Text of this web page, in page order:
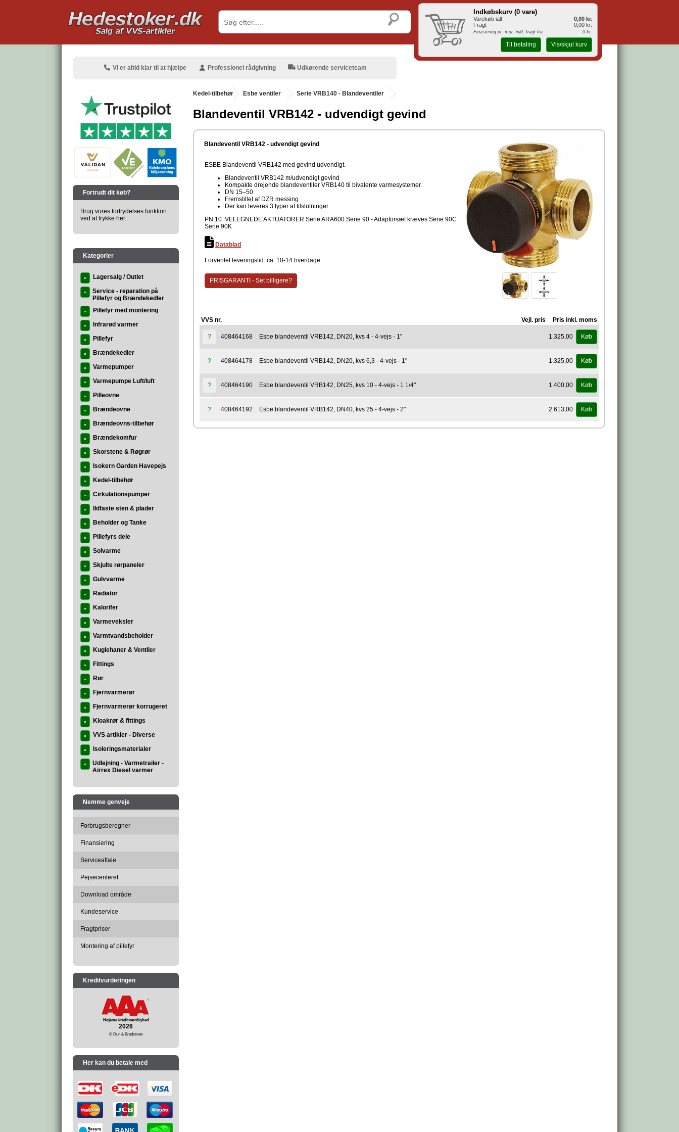
Vi er altid klar til at hjælpe Professionel rådgivning Udkørende serviceteam
Fortrudt dit køb?
Brug vores fortrydelses funktion
ved at trykke her.
Kategorier
» Lagersalg / Outlet
»
Service - reparation på
Pillefyr og Brændekedler
» Pillefyr med montering
» Infrarød varmer
» Pillefyr
» Brændekedler
» Varmepumper
» Varmepumpe Luft/luft
» Pilleovne
» Brændeovne
» Brændeovns-tilbehør
» Brændekomfur
» Skorstene & Røgrør
» Isokern Garden Havepejs
» Kedel-tilbehør
» Cirkulationspumper
» Ildfaste sten & plader
» Beholder og Tanke
» Pillefyrs dele
» Solvarme
» Skjulte rørpaneler
» Gulvvarme
» Radiator
» Kalorifer
» Varmeveksler
» Varmtvandsbeholder
» Kuglehaner & Ventiler
» Fittings
» Rør
» Fjernvarmerør
» Fjernvarmerør korrugeret
» Kloakrør & fittings
» VVS artikler - Diverse
» Isoleringsmaterialer
»
Udlejning - Varmetrailer -
Airrex Diesel varmer
Nemme genveje
Forbrugsberegner
Finansiering
Serviceaftale
Pejsecenteret
Download område
Kundeservice
Fragtpriser
Montering af pillefyr
Kreditvurderingen
Højeste kreditværdighed
2026
© Dun & Bradstreet
Her kan du betale med
Kedel-tilbehør . Esbe ventiler Serie VRB140 - Blandeventiler
Blandeventil VRB142 - udvendigt gevind
Blandeventil VRB142 - udvendigt gevind
ESBE Blandeventil VRB142 med gevind udvendigt.
Blandeventil VRB142 m/udvendigt gevind
Kompakte drejende blandeventiler VRB140 til bivalente varmesystemer.
DN 15–50
Fremstillet af DZR messing
Der kan leveres 3 typer af tilslutninger
PN 10. VELEGNEDE AKTUATORER Serie ARA600 Serie 90 - Adaptorsæt kræves Serie 90C
Serie 90K
Datablad
Forventet leveringstid: ca. 10-14 hverdage
PRISGARANTI - Set billigere?
VVS nr. Vejl. pris Pris inkl. moms
? 408464168 Esbe blandeventil VRB142, DN20, kvs 4 - 4-vejs - 1" 1.325,00 Køb
? 408464178 Esbe blandeventil VRB142, DN20, kvs 6,3 - 4-vejs - 1" 1.325,00 Køb
? 408464190 Esbe blandeventil VRB142, DN25, kvs 10 - 4-vejs - 1 1/4" 1.400,00 Køb
? 408464192 Esbe blandeventil VRB142, DN40, kvs 25 - 4-vejs - 2" 2.613,00 Køb
Indkøbskurv (0 vare)
Varekøb ialt
0,00 kr.
Fragt
0,00 kr.
Finasiering pr. mdr. inkl. fragt fra 0 kr.
Til betaling Vis/skjul kurv